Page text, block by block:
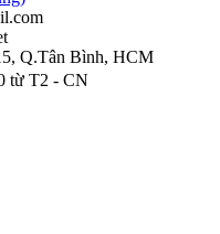
Q.Tân Bình, HCM
từ T2 - CN